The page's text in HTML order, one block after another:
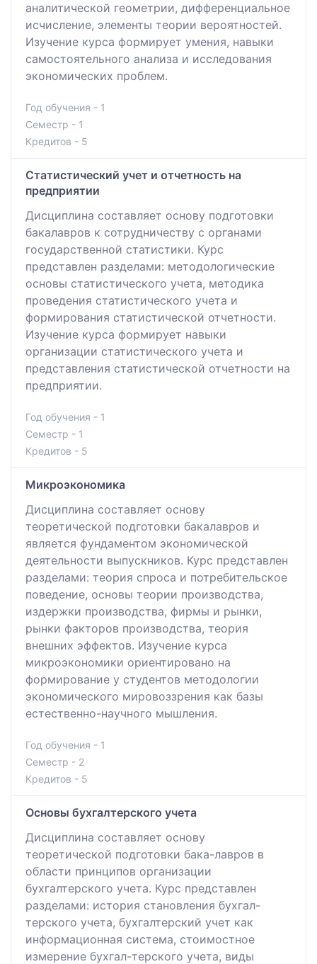
аналитической геометрии, дифференциальное
исчисление, элементы теории вероятностей.
Изучение курса формирует умения, навыки
самостоятельного анализа и исследования
экономических проблем.
Год обучения - 1
Семестр - 1
Кредитов - 5
Статистический учет и отчетность на
предприятии
Дисциплина составляет основу подготовки
бакалавров к сотрудничеству с органами
государственной статистики. Курс
представлен разделами: методологические
основы статистического учета, методика
проведения статистического учета и
формирования статистической отчетности.
Изучение курса формирует навыки
организации статистического учета и
представления статистической отчетности на
предприятии.
Год обучения - 1
Семестр - 1
Кредитов - 5
Микроэкономика
Дисциплина составляет основу
теоретической подготовки бакалавров и
является фундаментом экономической
деятельности выпускников. Курс представлен
разделами: теория спроса и потребительское
поведение, основы теории производства,
издержки производства, фирмы и рынки,
рынки факторов производства, теория
внешних эффектов. Изучение курса
микроэкономики ориентировано на
формирование у студентов методологии
экономического мировоззрения как базы
естественно-научного мышления.
Год обучения - 1
Семестр - 2
Кредитов - 5
Основы бухгалтерского учета
Дисциплина составляет основу
теоретической подготовки бака-лавров в
области принципов организации
бухгалтерского учета. Курс представлен
разделами: история становления бухгал-
терского учета, бухгалтерский учет как
информационная система, стоимостное
измерение бухгал-терского учета, виды